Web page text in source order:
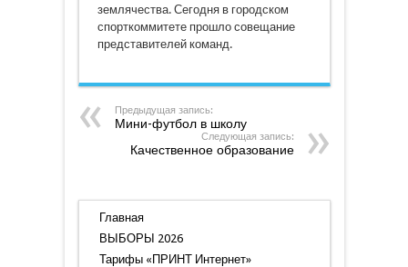
землячества. Сегодня в городском
спорткоммитете прошло совещание
представителей команд.
Предыдущая запись:
Мини-футбол в школу
Следующая запись:
Качественное образование
Главная
ВЫБОРЫ 2026
Тарифы «ПРИНТ Интернет»